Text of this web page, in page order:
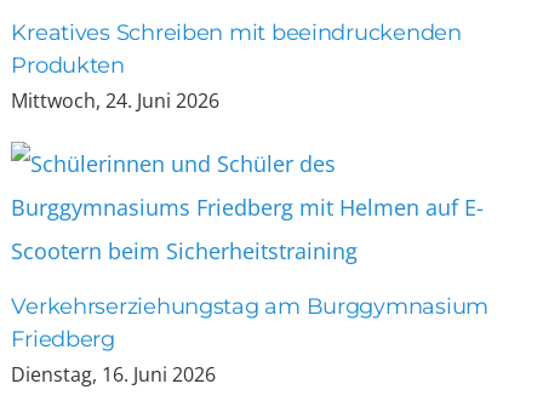
Kreatives Schreiben mit beeindruckenden
Produkten
Mittwoch, 24. Juni 2026
Verkehrserziehungstag am Burggymnasium
Friedberg
Dienstag, 16. Juni 2026